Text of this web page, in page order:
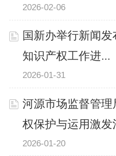
2026-02-06
国新办举行新闻
知识产权工作进...
2026-01-31
河源市场监督管
权保护与运用激发
2026-01-20